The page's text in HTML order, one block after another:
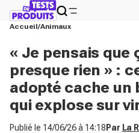
Accueil Animaux
« Je pensais que
presque rien » :
adopté cache un
qui explose sur
Publié le 14/06/26 à 14:18 Par La